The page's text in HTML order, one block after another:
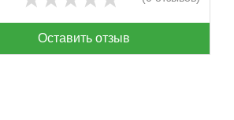
Оставить отзыв